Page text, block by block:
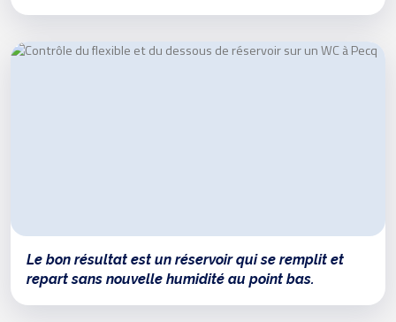
Le bon résultat est un réservoir qui se remplit et
repart sans nouvelle humidité au point bas.